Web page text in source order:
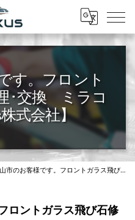
Menu
す。フロント
･交換 ミラコ
式会社】
のお客様です。フロントガラス飛び石修理･交換 ミラココア【nexus株式会社】
ロントガラス飛び石修